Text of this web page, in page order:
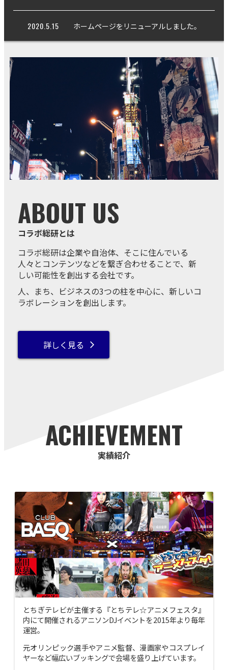
2020.5.15 ホームページをリニューアルしました。
ABOUT US
コラボ総研とは
コラボ総研は企業や自治体、そこに住んでいる
人々とコンテンツなどを繋ぎ合わせることで、新
しい可能性を創出する会社です。
人、まち、ビジネスの3つの柱を中心に、新しいコ
ラボレーションを創出します。
詳しく見る arrow_forward_ios
ACHIEVEMENT
実績紹介
とちぎテレビが主催する『とちテレ☆アニメフェスタ』
内にて開催されるアニソンDJイベントを2015年より毎年
運営。
元オリンピック選手やアニメ監督、漫画家やコスプレイ
ヤーなど幅広いブッキングで会場を盛り上げています。